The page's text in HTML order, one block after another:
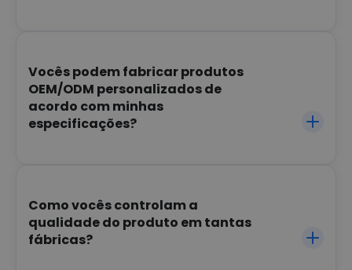
Vocês podem fabricar produtos
OEM/ODM personalizados de
acordo com minhas
especificações?
Como vocês controlam a
qualidade do produto em tantas
fábricas?